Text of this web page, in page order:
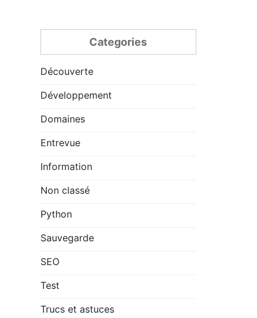
Categories
Découverte
Développement
Domaines
Entrevue
Information
Non classé
Python
Sauvegarde
SEO
Test
Trucs et astuces